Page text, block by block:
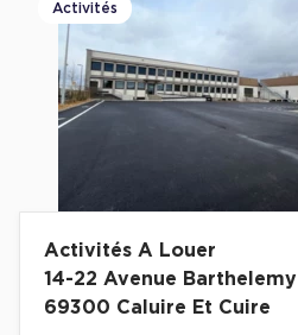
Activités
Activités A Louer
14-22 Avenue
69300 Caluire Et Cuire